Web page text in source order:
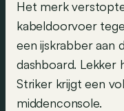
Het merk
kabeldoorvoer
een ijskrabber aan
dashboard. Lekker
Striker krijgt een
middenconsole.